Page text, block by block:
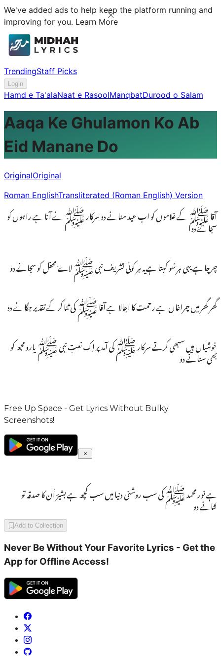
We've added ads to help keep the platform running and
improving for you. Learn More
TrendingStaff Picks
Login
Hamd e Ta'alaNaat e RasoolManqbatDurood o Salam
Aaqa Ke Ghulamon Ko Ab
Eid Manane Do
OriginalOriginal
Roman EnglishTransliterated (Roman English) Version
آقا ﷺ کے غلاموں کو اب عید منانے دو سرکار ﷺ نے آنا ہے راہوں کو
سجانے دو
چرچا ہے یہی ہر سُو کہتا ہےیہ ہر کوئی تشریف نبی ﷺ لاۓ محفل کو سجانے دو
گھر گھر میں چراغاں ہے رحمت کا اجالا ہے آقا ﷺ کی ثنا کرکے تقدیر جگانے دو
خوشیاں ہیں سبھی کرتے سرکار ﷺ کی آمد پر اِک نعتِ نبی ﷺ یارو مجھ کو
بھی سنانے دو
Free Up Space - Get Lyrics Without Bulky
Screenshots!
ہے نور محمد ﷺ کی سب روشنی دنیا میں سب کچھ ہے بشیرؔ اُن کا صدقہ تو
لٹانے دو
Add to Collection
Never Be Without Your Favorite Lyrics - Get the
App for Offline Access!